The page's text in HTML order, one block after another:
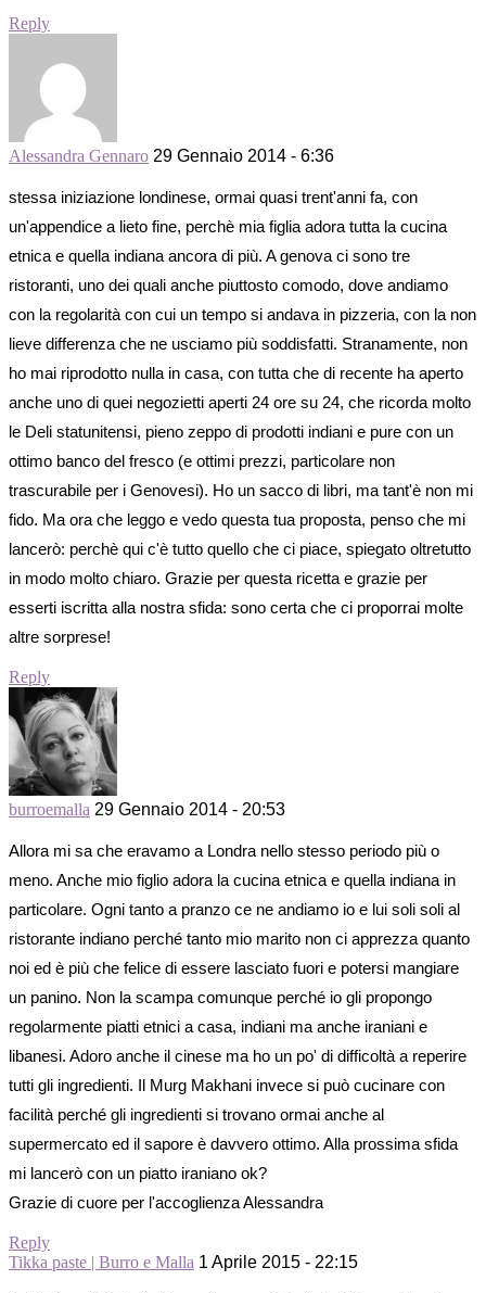
Reply
Alessandra Gennaro 29 Gennaio 2014 - 6:36
stessa iniziazione londinese, ormai quasi trent'anni fa, con
un'appendice a lieto fine, perchè mia figlia adora tutta la cucina
etnica e quella indiana ancora di più. A genova ci sono tre
ristoranti, uno dei quali anche piuttosto comodo, dove andiamo
con la regolarità con cui un tempo si andava in pizzeria, con la non
lieve differenza che ne usciamo più soddisfatti. Stranamente, non
ho mai riprodotto nulla in casa, con tutta che di recente ha aperto
anche uno di quei negozietti aperti 24 ore su 24, che ricorda molto
le Deli statunitensi, pieno zeppo di prodotti indiani e pure con un
ottimo banco del fresco (e ottimi prezzi, particolare non
trascurabile per i Genovesi). Ho un sacco di libri, ma tant'è non mi
fido. Ma ora che leggo e vedo questa tua proposta, penso che mi
lancerò: perchè qui c'è tutto quello che ci piace, spiegato oltretutto
in modo molto chiaro. Grazie per questa ricetta e grazie per
esserti iscritta alla nostra sfida: sono certa che ci proporrai molte
altre sorprese!
Reply
burroemalla 29 Gennaio 2014 - 20:53
Allora mi sa che eravamo a Londra nello stesso periodo più o
meno. Anche mio figlio adora la cucina etnica e quella indiana in
particolare. Ogni tanto a pranzo ce ne andiamo io e lui soli soli al
ristorante indiano perché tanto mio marito non ci apprezza quanto
noi ed è più che felice di essere lasciato fuori e potersi mangiare
un panino. Non la scampa comunque perché io gli propongo
regolarmente piatti etnici a casa, indiani ma anche iraniani e
libanesi. Adoro anche il cinese ma ho un po' di difficoltà a reperire
tutti gli ingredienti. Il Murg Makhani invece si può cucinare con
facilità perché gli ingredienti si trovano ormai anche al
supermercato ed il sapore è davvero ottimo. Alla prossima sfida
mi lancerò con un piatto iraniano ok?
Grazie di cuore per l'accoglienza Alessandra
Reply
Tikka paste | Burro e Malla 1 Aprile 2015 - 22:15